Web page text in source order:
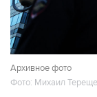
Архивное фото
Фото: Михаил